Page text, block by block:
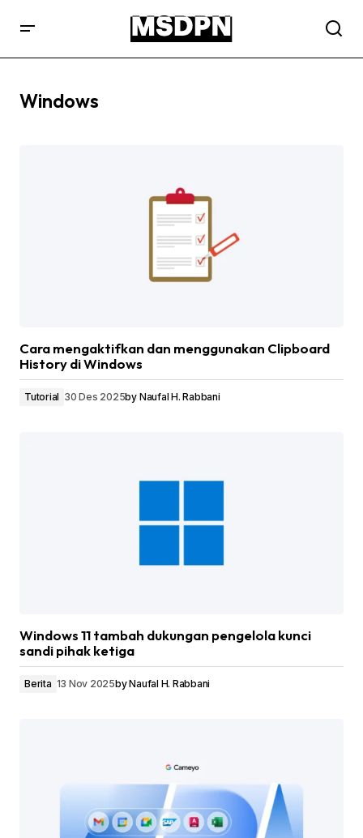
Windows
Cara mengaktifkan dan menggunakan Clipboard
History di Windows
Tutorial 30 Des 2025by Naufal H. Rabbani
Windows 11 tambah dukungan pengelola kunci
sandi pihak ketiga
Berita 13 Nov 2025byNaufal H. Rabbani